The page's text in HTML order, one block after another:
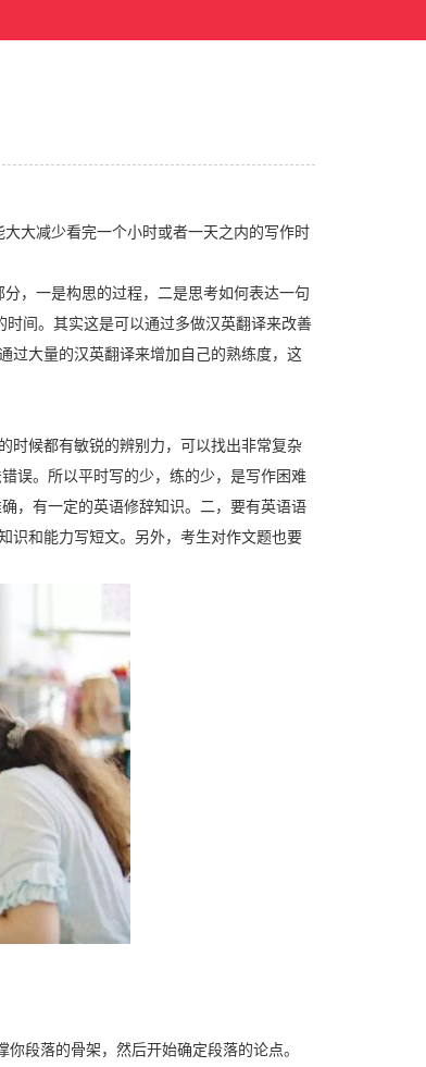
大减少看完一个小时或者一天之内的写作时
，一是构思的过程，二是思考如何表达一句
间。其实这是可以通过多做汉英翻译来改善
过大量的汉英翻译来增加自己的熟练度，这
候都有敏锐的辨别力，可以找出非常复杂
误。所以平时写的少，练的少，是写作困难
，有一定的英语修辞知识。二，要有英语语
识和能力写短文。另外，考生对作文题也要
段落的骨架，然后开始确定段落的论点。